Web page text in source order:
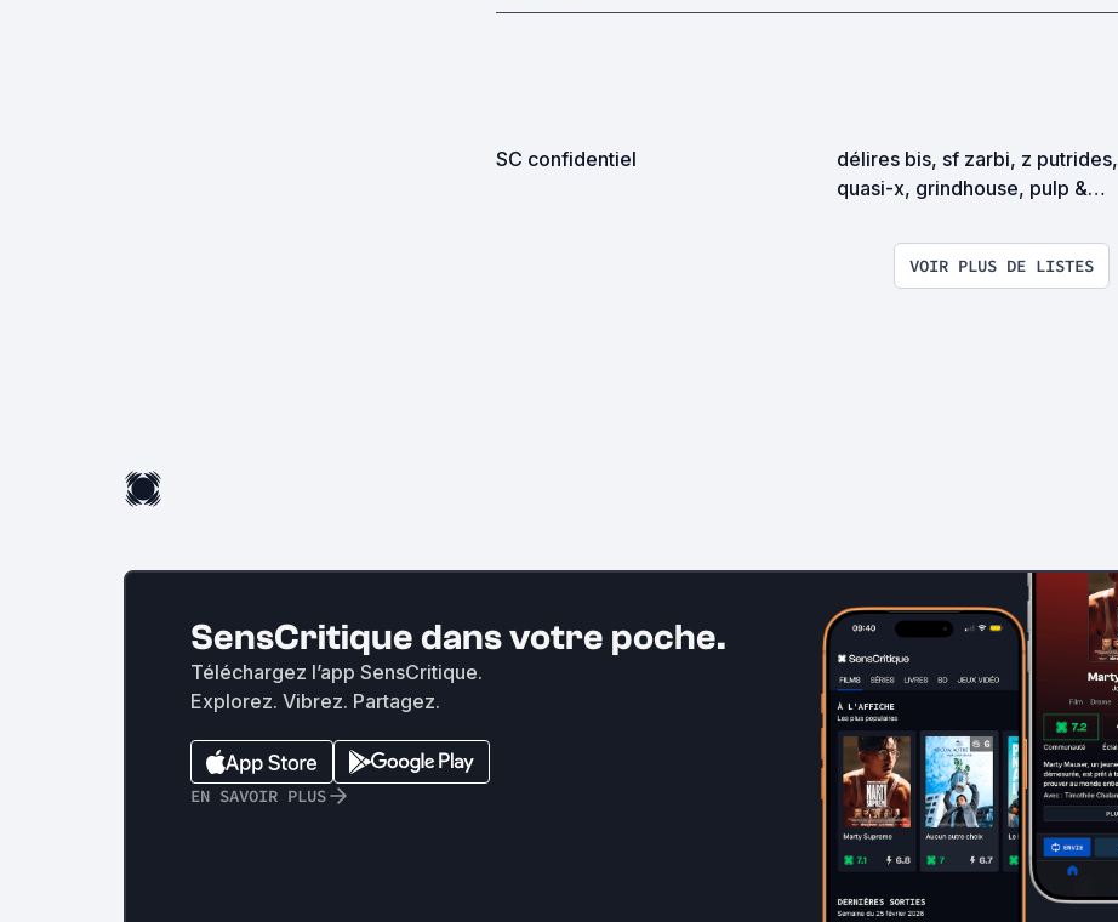
SC confidentiel
délires bis, sf zarbi, z putrides,
quasi-x, grindhouse, pulp &
VOIR PLUS DE LISTES
SensCritique dans votre poche.
Téléchargez l’app SensCritique.
Explorez. Vibrez. Partagez.
EN SAVOIR PLUS